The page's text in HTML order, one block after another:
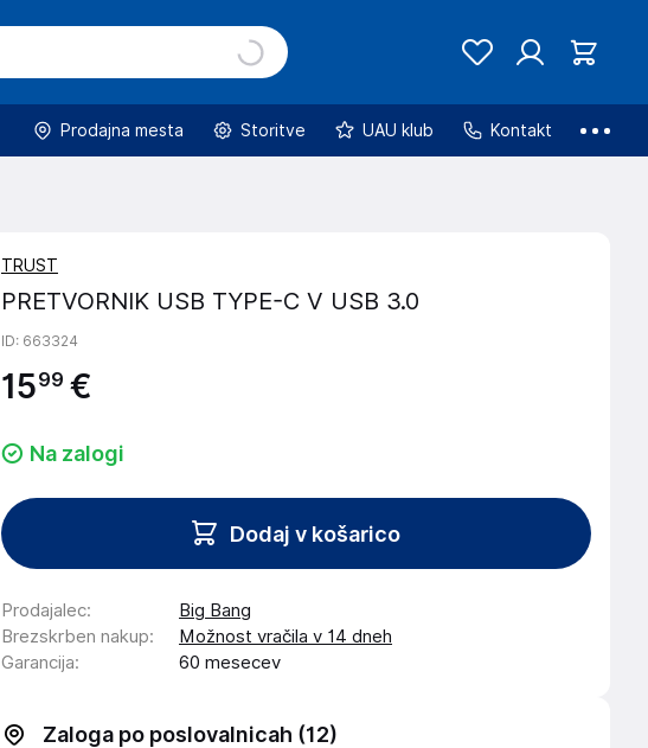
Prodajna mesta Storitve UAU klub Kontakt
TRUST
PRETVORNIK USB TYPE-C V USB 3.0
ID: 663324
1599 €
Na zalogi
Dodaj v košarico
Prodajalec:
Big Bang
Brezskrben nakup:
Možnost vračila v 14 dneh
Garancija: 60 mesecev
Zaloga po poslovalnicah (12)